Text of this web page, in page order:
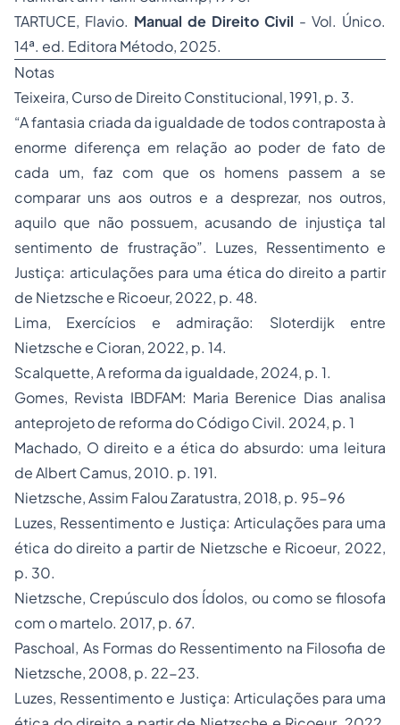
TARTUCE, Flavio. Manual de Direito Civil - Vol. Único.
14ª. ed. Editora Método, 2025.
Notas
Teixeira, Curso de Direito Constitucional, 1991, p. 3.
“A fantasia criada da igualdade de todos contraposta à
enorme diferença em relação ao poder de fato de
cada um, faz com que os homens passem a se
comparar uns aos outros e a desprezar, nos outros,
aquilo que não possuem, acusando de injustiça tal
sentimento de frustração”. Luzes, Ressentimento e
Justiça: articulações para uma ética do direito a partir
de Nietzsche e Ricoeur, 2022, p. 48.
Lima, Exercícios e admiração: Sloterdijk entre
Nietzsche e Cioran, 2022, p. 14.
Scalquette,A reforma da igualdade, 2024, p. 1.
Gomes, Revista IBDFAM: Maria Berenice Dias analisa
anteprojeto de reforma do Código Civil. 2024, p. 1
Machado, O direito e a ética do absurdo: uma leitura
de Albert Camus, 2010. p. 191.
Nietzsche,Assim Falou Zaratustra, 2018, p. 95-96
Luzes, Ressentimento e Justiça: Articulações para uma
ética do direito a partir de Nietzsche e Ricoeur, 2022,
p. 30.
Nietzsche, Crepúsculo dos Ídolos, ou como se filosofa
com o martelo. 2017, p. 67.
Paschoal, As Formas do Ressentimento na Filosofia de
Nietzsche, 2008, p. 22-23.
Luzes, Ressentimento e Justiça: Articulações para uma